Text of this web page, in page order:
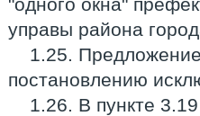
управы района
1.25.
постановлению
1.26. В пункте